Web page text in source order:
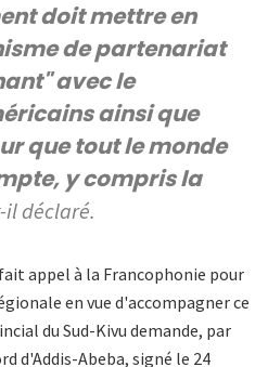
doit mettre en
de partenariat
avec le
ainsi que
que tout le monde
y compris la
il déclaré.
appel à la Francophonie pour
en vue d'accompagner ce
du Sud-Kivu demande, par
d'Addis-Abeba, signé le 24